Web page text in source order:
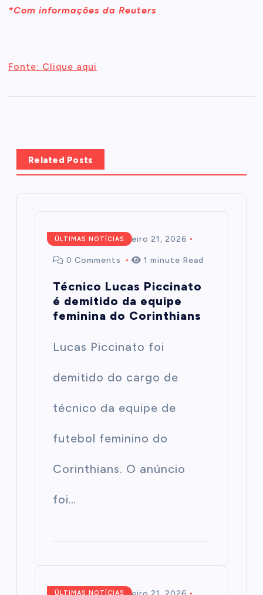
*Com informações da Reuters
Fonte: Clique aqui
Related Posts
ÚLTIMAS NOTÍCIAS
Redação fevereiro 21, 2026
0 Comments 1 minute Read
Técnico Lucas Piccinato
é demitido da equipe
feminina do Corinthians
Lucas Piccinato foi
demitido do cargo de
técnico da equipe de
futebol feminino do
Corinthians. O anúncio
foi…
ÚLTIMAS NOTÍCIAS